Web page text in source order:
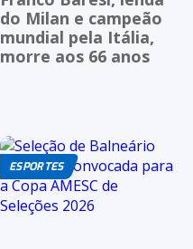
do Milan e campeão
mundial pela Itália,
morre aos 66 anos
ESPORTES